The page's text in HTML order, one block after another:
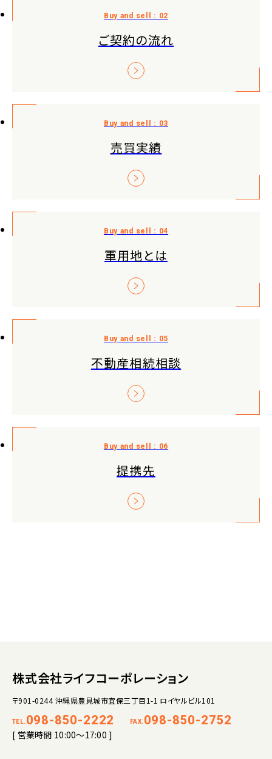
ご契約の流れ
売買実績
軍用地とは
不動産相続相談
提携先
株式会社ライフコーポレーション
〒901-0244 沖縄県豊見城市宜保三丁目1-1 ロイヤルビル101
TEL. 098-850-2222 FAX. 098-850-2752
[ 営業時間 10:00～17:00 ]